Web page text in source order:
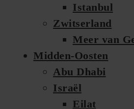
Istanbul
Zwitserland
Meer van
Midden-Oosten
Abu Dhabi
Israël
Eilat